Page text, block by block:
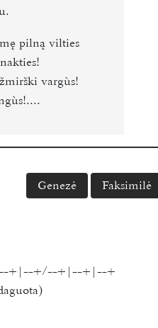
pilną vilties
vargùs!
Genezė Faksimilė
+|--+/--+|--+|--+